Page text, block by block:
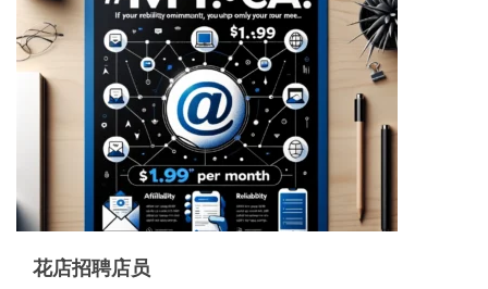
花店招聘店员